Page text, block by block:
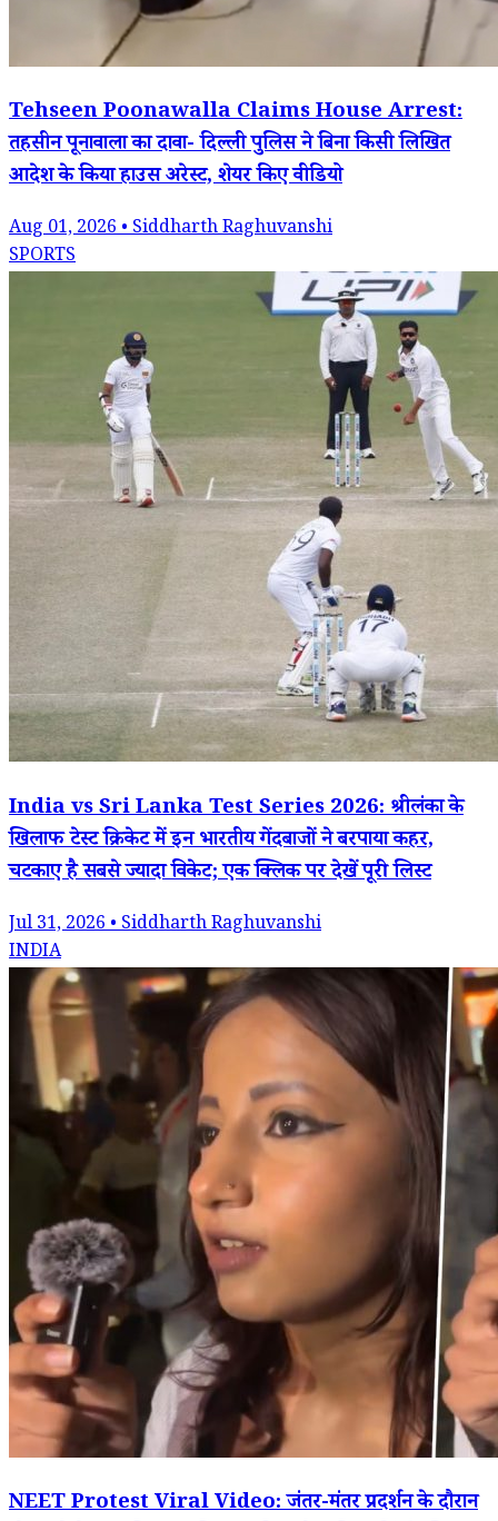
Tehseen Poonawalla Claims House Arrest:
तहसीन पूनावाला का दावा- दिल्ली पुलिस ने बिना किसी लिखित
आदेश के किया हाउस अरेस्ट, शेयर किए वीडियो
Aug 01, 2026 • Siddharth Raghuvanshi
SPORTS
India vs Sri Lanka Test Series 2026: श्रीलंका के
खिलाफ टेस्ट क्रिकेट में इन भारतीय गेंदबाजों ने बरपाया कहर,
चटकाए है सबसे ज्यादा विकेट; एक क्लिक पर देखें पूरी लिस्ट
Jul 31, 2026 • Siddharth Raghuvanshi
INDIA
NEET Protest Viral Video: जंतर-मंतर प्रदर्शन के दौरान